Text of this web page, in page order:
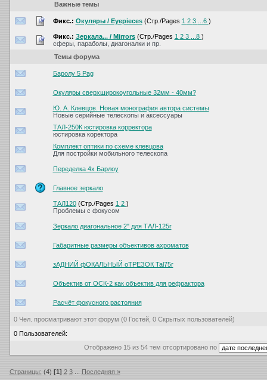
Важные темы
Фикс.: Окуляры / Eyepieces (Стр./Pages 1 2 3 ...6 )
Фикс.: Зеркала... / Mirrors (Стр./Pages 1 2 3 ...8 )
сферы, параболы, диагоналки и пр.
Темы форума
Баролу 5 Pag
Окуляры сверхширокоугольные 32мм - 40мм?
Ю. А. Клевцов. Новая монография автора системы
Новые серийные телескопы и аксессуары
ТАЛ-250К юстировка корректора
юстировка коректора
Комплект оптики по схеме клевцова
Для постройки мобильного телескопа
Переделка 4х Барлоу
Главное зеркало
ТАЛ120 (Стр./Pages 1 2 )
Проблемы с фокусом
Зеркало диагональное 2" для ТАЛ-125r
Габаритные размеры объективов ахроматов
зАДНИЙ фОКАЛЬНЫЙ оТРЕЗОК Tal75r
Объектив от ОСК-2 как объектив для рефрактора
Расчёт фокусного растояния
0 Чел. просматривают этот форум (0 Гостей, 0 Скрытых пользователей)
0 Пользователей:
Отображено 15 из 54 тем отсортировано по
Страницы: (4) [1] 2 3... Последняя »